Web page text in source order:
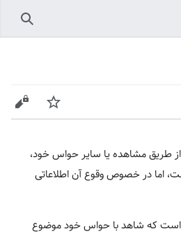
جستجو
پیگیری ویرایش
طریق مشاهده یا سایر حواس خود،
اما در خصوص وقوع آن اطلاعاتی
که شاهد با حواس خود موضوع